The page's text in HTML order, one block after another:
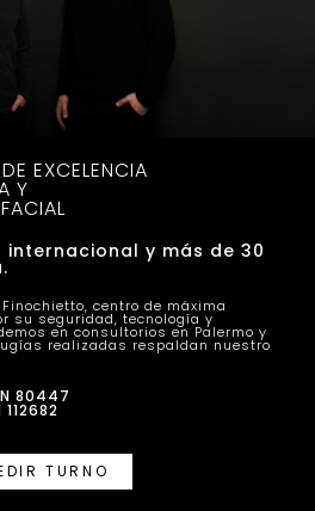
EXCELENCIA
Y
y más de 30
centro de máxima
su seguridad, tecnología y
en consultorios en Palermo y
realizadas respaldan nuestro
80447
TURNO